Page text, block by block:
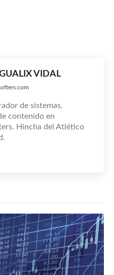
VIDAL
de sistemas.
contenido en
Hincha del Atlético